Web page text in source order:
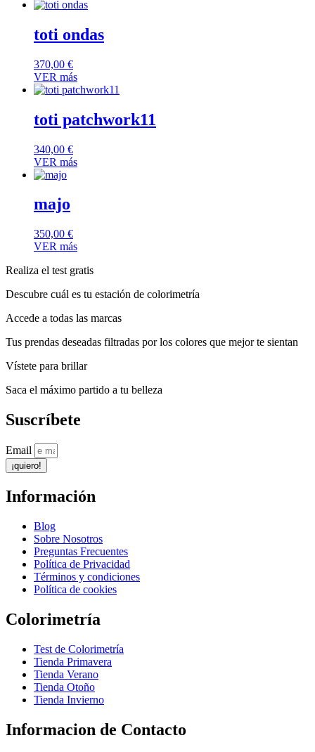
toti ondas
370,00 €
VER más
toti patchwork11
340,00 €
VER más
majo
350,00 €
VER más
Realiza el test gratis
Descubre cuál es tu estación de colorimetría
Accede a todas las marcas
Tus prendas deseadas filtradas por los colores que mejor te sientan
Vístete para brillar
Saca el máximo partido a tu belleza
Suscríbete
Email
¡quiero!
Información
Blog
Sobre Nosotros
Preguntas Frecuentes
Política de Privacidad
Términos y condiciones
Política de cookies
Colorimetría
Test de Colorimetría
Tienda Primavera
Tienda Verano
Tienda Otoño
Tienda Invierno
Informacion de Contacto